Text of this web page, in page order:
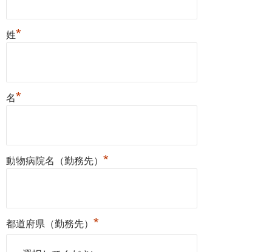
姓*
名*
動物病院名（勤務先） *
都道府県（勤務先） *